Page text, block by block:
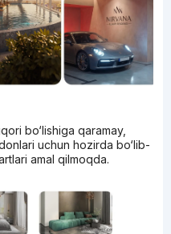
bo‘lishiga qaramay,
uchun hozirda bo‘lib-
amal qilmoqda.